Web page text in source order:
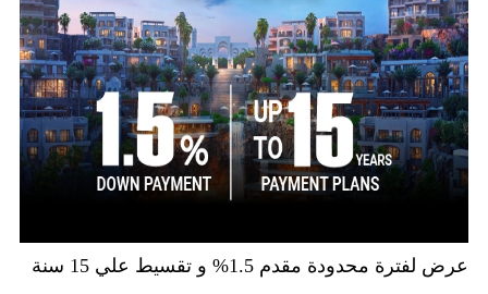
عرض لفترة محدودة مقدم 1.5% و تقسيط علي 15 سنة